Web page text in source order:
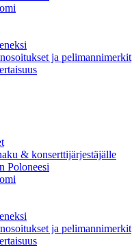
ja pelimannimerkit
& konserttijärjestäjälle
Poloneesi
ja pelimannimerkit